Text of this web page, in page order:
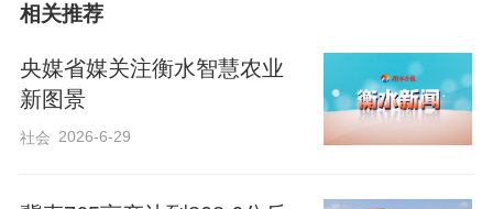
6月4日，邯郸市馆陶县常儿寨村的麦
田里机声隆隆，收割正忙。大型联合收割
一气呵成，饱满的麦粒很快就装满了一旁
相关推荐
央媒省媒关注衡水智慧农业
新图景
社会 2026-6-29